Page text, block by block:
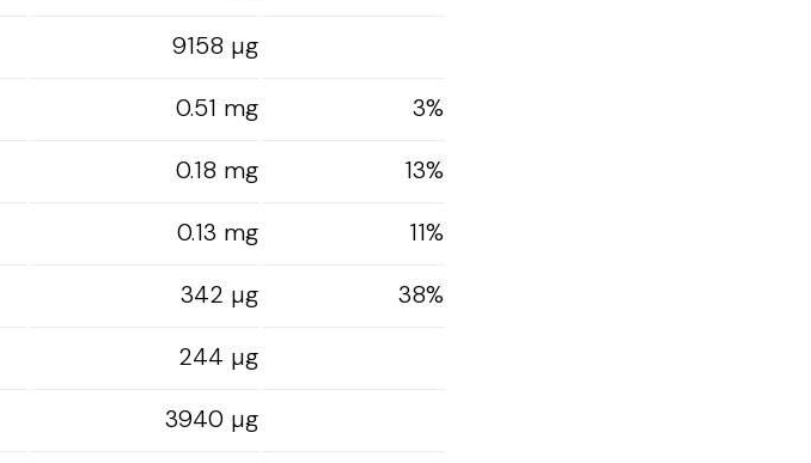
9158 µg
0.51 mg
3%
0.18 mg
13%
0.13 mg
11%
342 µg
38%
244 µg
3940 µg